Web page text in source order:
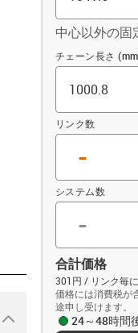
中心以外の固
オフセット (mm)
チェーン長さ
リンク数
-
システム数
-
合計価格
301円 / リンク毎
価格には消費税が
途申し受けます。
24～48時間
igus-icon-dropdown-